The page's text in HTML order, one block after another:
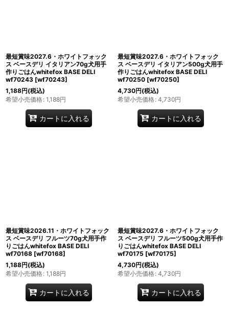
最短賞味2027.6・ホワイトフォック
ス ベースデリ イタリアン70g犬用手
作りごはんwhitefox BASE DELI
wf70243 [wf70243]
1,188円(税込)
希望小売価格: 1,188円
カートに入れる
最短賞味2027.6・ホワイトフォック
ス ベースデリ イタリアン500g犬用手
作りごはんwhitefox BASE DELI
wf70250 [wf70250]
4,730円(税込)
希望小売価格: 4,730円
カートに入れる
最短賞味2026.11・ホワイトフォック
ス ベースデリ フルーツ70g犬用手作
りごはんwhitefox BASE DELI
wf70168 [wf70168]
1,188円(税込)
希望小売価格: 1,188円
カートに入れる
最短賞味2027.6・ホワイトフォック
ス ベースデリ フルーツ500g犬用手作
りごはんwhitefox BASE DELI
wf70175 [wf70175]
4,730円(税込)
希望小売価格: 4,730円
カートに入れる